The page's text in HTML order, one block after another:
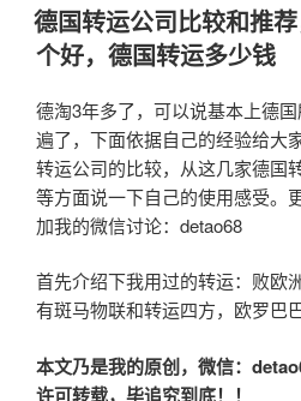
布
于
德国转运公司比较和推
个好，德国转运多少钱
德淘3年多了，可以说基本上德
遍了，下面依据自己的经验给大
转运公司的比较，从这几家德国
等方面说一下自己的使用感受。
加我的微信讨论：detao68
首先介绍下我用过的转运：败欧
有斑马物联和转运四方，欧罗巴
本文乃是我的原创，微信：
许可转载，毕追究到底！！